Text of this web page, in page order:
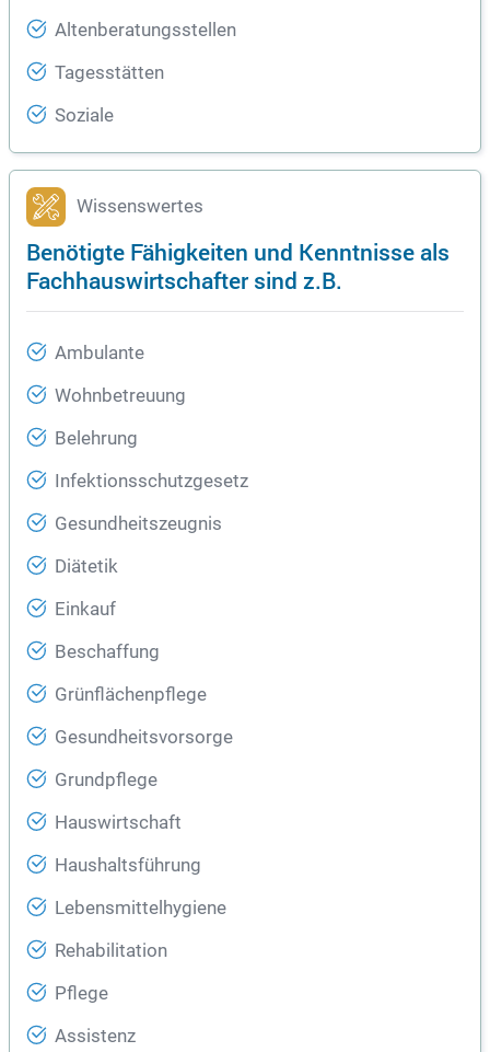
Altenberatungsstellen
Tagesstätten
Soziale
Wissenswertes
Benötigte Fähigkeiten und Kenntnisse als
Fachhauswirtschafter sind z.B.
Ambulante
Wohnbetreuung
Belehrung
Infektionsschutzgesetz
Gesundheitszeugnis
Diätetik
Einkauf
Beschaffung
Grünflächenpflege
Gesundheitsvorsorge
Grundpflege
Hauswirtschaft
Haushaltsführung
Lebensmittelhygiene
Rehabilitation
Pflege
Assistenz